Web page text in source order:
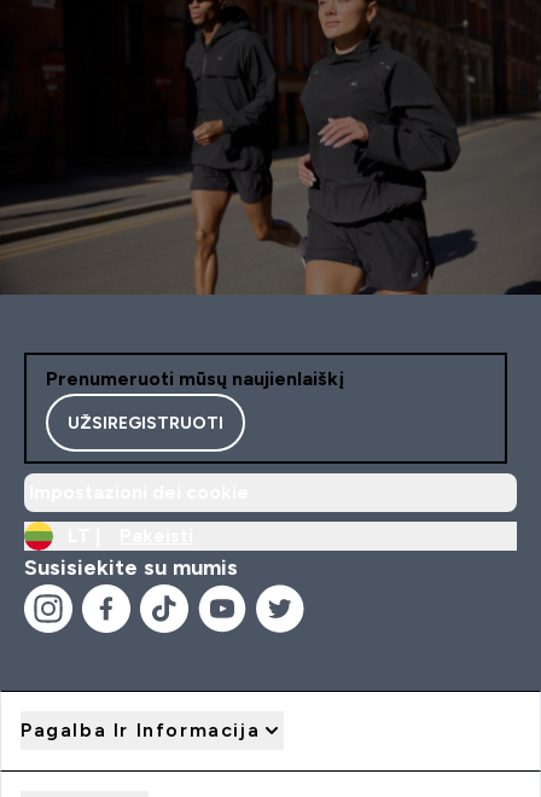
Prenumeruoti mūsų naujienlaiškį
UŽSIREGISTRUOTI
Susisiekite su mumis
Pagalba Ir Informacija